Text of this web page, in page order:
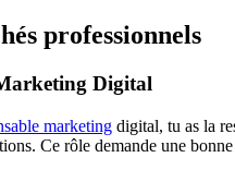
professionnels
Digital
marketing digital, tu as la
Ce rôle demande une